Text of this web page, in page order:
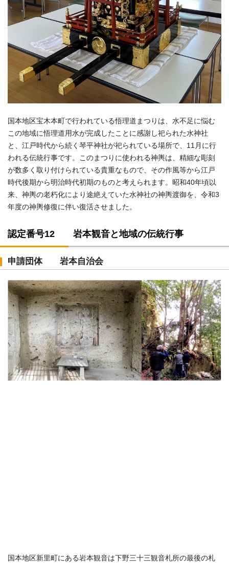
国本地区宝木本町で行われている悟理道まつりは、水不足に悩む
この地域に悟理道用水が完成したことに感謝し祀られた水神社
と、江戸時代から続く琴平神社が祀られている場所で、11月に行
われる伝統行事です。このまつりに使われる神輿は、精細な彫刻
が数多く取り付けられている貴重なもので、その作風等から江戸
時代後期から明治時代初期のものと考えられます。昭和40年頃以
来、神輿の老朽化により途絶えていた水神社の神輿渡御を、令和3
年度の神輿修復に伴い復活させました。
認定番号12 岩本観音と地域の伝統行事
申請団体 岩本自治会
国本地区新里町にある岩本観音は下野三十三観音札所の最後の札